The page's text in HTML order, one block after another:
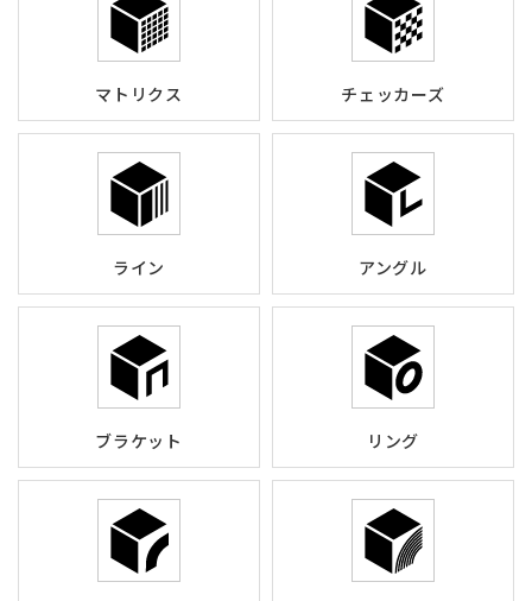
マトリクス チェッカーズ
ライン アングル
ブラケット リング